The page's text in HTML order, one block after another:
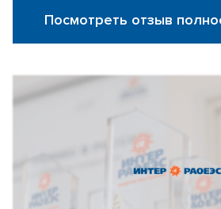
Посмотреть отзыв